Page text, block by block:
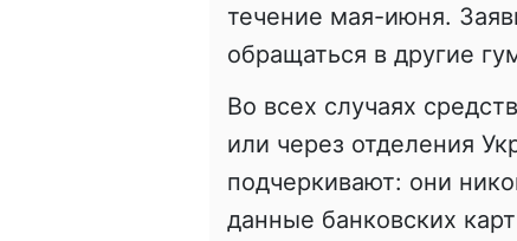
течение мая-июня.
обращаться в другие
Во всех случаях
или через отделения
подчеркивают: они
данные банковских